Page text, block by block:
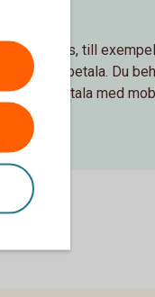
Wallets, till
att betala. Du
betala med